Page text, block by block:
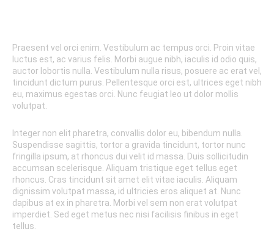
Praesent vel orci enim. Vestibulum ac tempus orci. Proin vitae
luctus est, ac varius felis. Morbi augue nibh, iaculis id odio quis,
auctor lobortis nulla. Vestibulum nulla risus, posuere ac erat vel,
tincidunt dictum purus. Pellentesque orci est, ultrices eget nibh
eu, maximus egestas orci. Nunc feugiat leo ut dolor mollis
volutpat.
Integer non elit pharetra, convallis dolor eu, bibendum nulla.
Suspendisse sagittis, tortor a gravida tincidunt, tortor nunc
fringilla ipsum, at rhoncus dui velit id massa. Duis sollicitudin
accumsan scelerisque. Aliquam tristique eget tellus eget
rhoncus. Cras tincidunt sit amet elit vitae iaculis. Aliquam
dignissim volutpat massa, id ultricies eros aliquet at. Nunc
dapibus at ex in pharetra. Morbi vel sem non erat volutpat
imperdiet. Sed eget metus nec nisi facilisis finibus in eget
tellus.